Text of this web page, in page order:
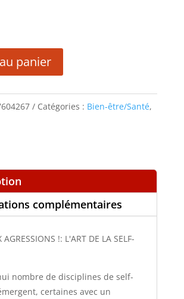
22,50 €.11,25 €.
panier
Catégories : Bien-être/Santé,
complémentaires
AGRESSIONS !: L'ART DE LA SELF-
nombre de disciplines de self-
certaines avec un